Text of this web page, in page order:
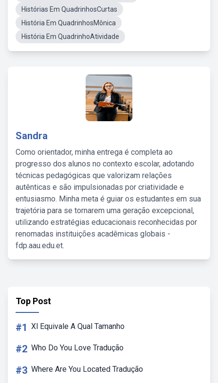
Histórias Em QuadrinhosCurtas
História Em QuadrinhosMônica
História Em QuadrinhoAtividade
Sandra
Como orientador, minha entrega é completa ao
progresso dos alunos no contexto escolar, adotando
técnicas pedagógicas que valorizam relações
autênticas e são impulsionadas por criatividade e
entusiasmo. Minha meta é guiar os estudantes em sua
trajetória para se tornarem uma geração excepcional,
utilizando estratégias educacionais reconhecidas por
renomadas instituições acadêmicas globais -
fdp.aau.edu.et.
Top Post
#1 Xl Equivale A Qual Tamanho
#2 Who Do You Love Tradução
#3 Where Are You Located Tradução